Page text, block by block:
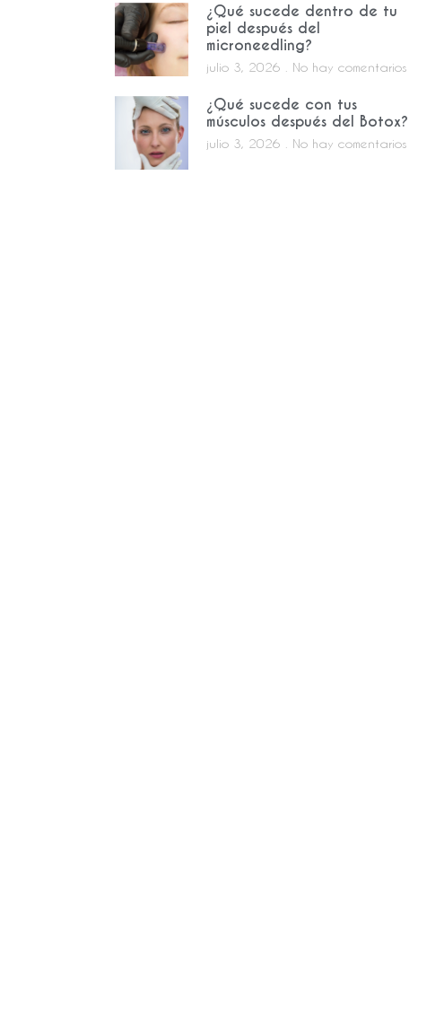
¿Qué sucede dentro de tu
piel después del
microneedling?
julio 3, 2026 No hay comentarios
¿Qué sucede con tus
músculos después del Botox?
julio 3, 2026 No hay comentarios